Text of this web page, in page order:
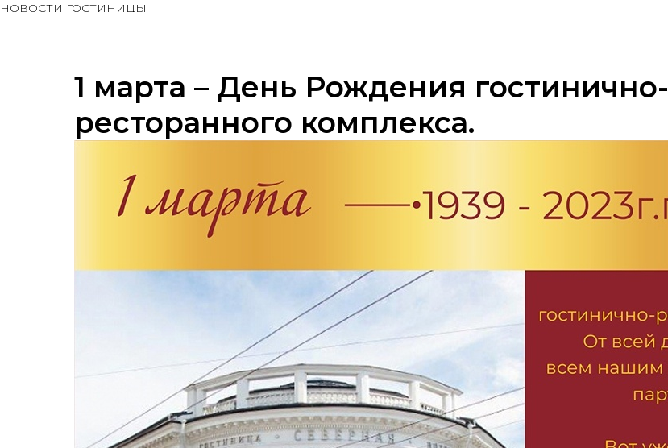
НОВОСТИ ГОСТИНИЦЫ
1 марта – День Рождения гостинично-
ресторанного комплекса.